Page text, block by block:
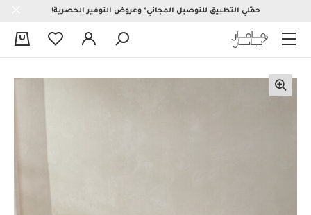
حمّلي التطبيق للتوصيل المجاني* وعروض التوفير الحصرية!